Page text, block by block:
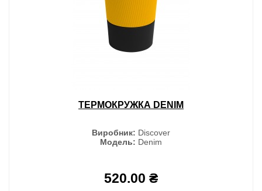
ТЕРМОКРУЖКА DENIM
Виробник: Discover
Модель: Denim
520.00 ₴